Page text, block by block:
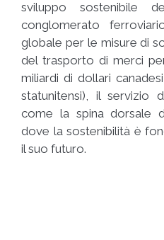
sviluppo sostenibile
conglomerato
globale per le misure di
del trasporto di merci
miliardi di dollari
statunitensi), il servizio
come la spina dorsale
dove la sostenibilità è
il suo futuro.